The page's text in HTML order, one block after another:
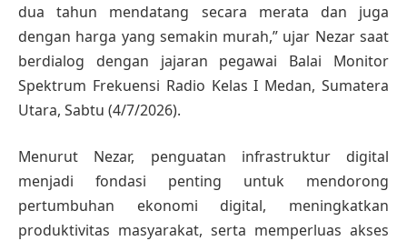
dua tahun mendatang secara merata dan juga
dengan harga yang semakin murah,” ujar Nezar saat
berdialog dengan jajaran pegawai Balai Monitor
Spektrum Frekuensi Radio Kelas I Medan, Sumatera
Utara, Sabtu (4/7/2026).
Menurut Nezar, penguatan infrastruktur digital
menjadi fondasi penting untuk mendorong
pertumbuhan ekonomi digital, meningkatkan
produktivitas masyarakat, serta memperluas akses